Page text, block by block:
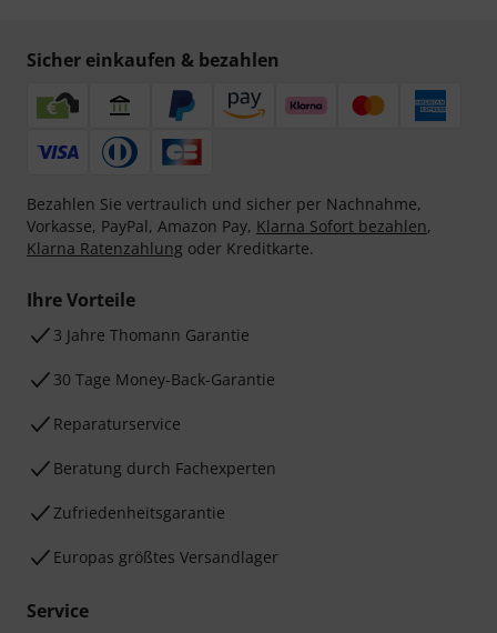
Sicher einkaufen & bezahlen
Bezahlen Sie vertraulich und sicher per Nachnahme,
Vorkasse, PayPal, Amazon Pay, Klarna Sofort bezahlen,
Klarna Ratenzahlung oder Kreditkarte.
Ihre Vorteile
3 Jahre Thomann Garantie
30 Tage Money-Back-Garantie
Reparaturservice
Beratung durch Fachexperten
Zufriedenheitsgarantie
Europas größtes Versandlager
Service